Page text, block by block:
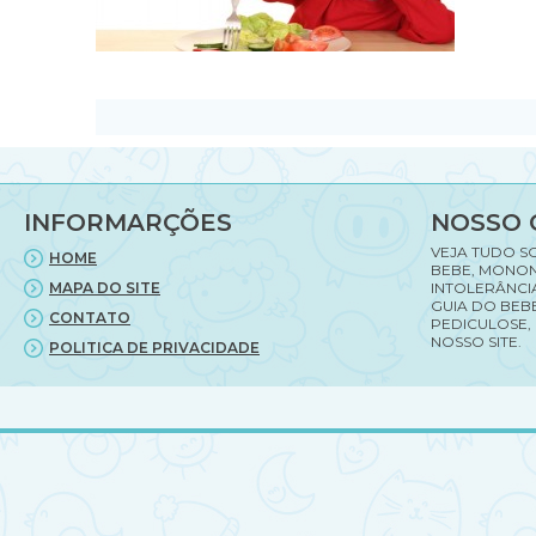
INFORMARÇÕES
HOME
MAPA DO SITE
CONTATO
POLITICA DE PRIVACIDADE
NOSSO
VEJA TUDO
BEBE,
GUIA DO
PEDICULOSE,
NOSSO SITE.